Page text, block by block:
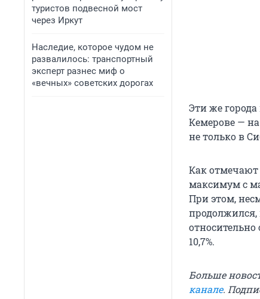
туристов подвесной мост
через Иркут
Наследие, которое чудом не
развалилось: транспортный
эксперт разнес миф о
«вечных» советских дорогах
Эти же
Кемерове —
не только в
Как отмечают
максимум с
При этом,
продолжился,
относительно
10,7%.
Больше
канале.